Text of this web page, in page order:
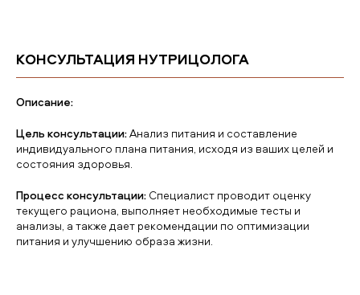
КОНСУЛЬТАЦИЯ НУТРИЦОЛОГА
Описание:
Цель консультации:Анализ питания и составление
индивидуального плана питания, исходя из ваших целей и
состояния здоровья.
Процесс консультации: Специалист проводит оценку
текущего рациона, выполняет необходимые тесты и
анализы, а также дает рекомендации по оптимизации
питания и улучшению образа жизни.